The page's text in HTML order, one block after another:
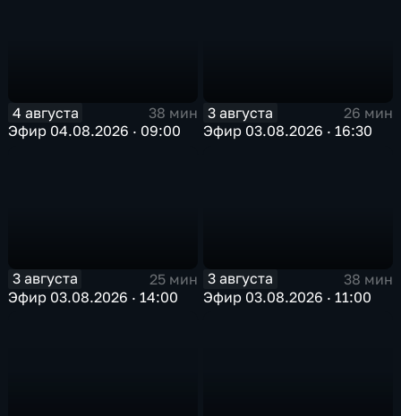
4 августа
38 мин
Эфир 04.08.2026 · 09:00
3 августа
26 мин
Эфир 03.08.2026 · 16:30
3 августа
25 мин
Эфир 03.08.2026 · 14:00
3 августа
38 мин
Эфир 03.08.2026 · 11:00